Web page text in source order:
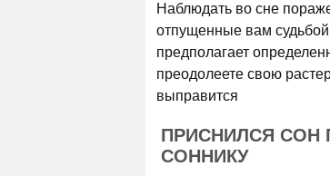
Наблюдать во сне
отпущенные вам
предполагает
преодолеете свою
выправится
ПРИСНИЛСЯ СОН
СОННИКУ